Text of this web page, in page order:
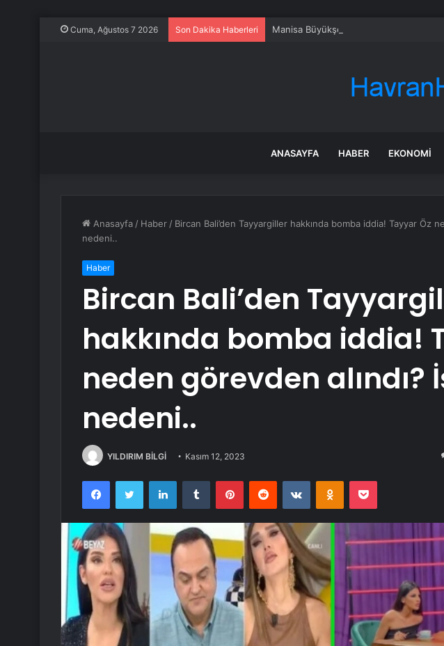
Cuma, Ağustos 7 2026 Son Dakika Haberleri Manisa Büyükşehir ‘sağlıklı işyeri’
ANASAYFA HABER EKONOMI
Anasayfa / Haber / Bircan Bali’den Tayyargiller hakkında bomba iddia! Tayyar Öz
nedeni..
Haber
Bircan Bali’den
hakkında bomba iddia!
neden görevden alındı?
nedeni..
YILDIRIM BİLGİ Kasım 12, 2023
FacebookTwitter LinkedInTumblr PinterestReddit VKontakteOdnoklassniki
Pocket